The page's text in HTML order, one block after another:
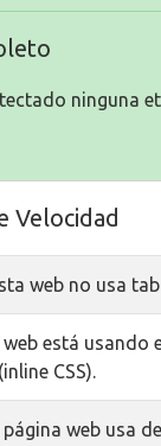
ninguna
Velocidad
web no usa
está usando
CSS).
web usa